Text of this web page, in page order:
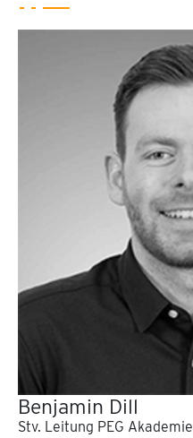
Benjamin Dill
Stv. Leitung PEG Akademie